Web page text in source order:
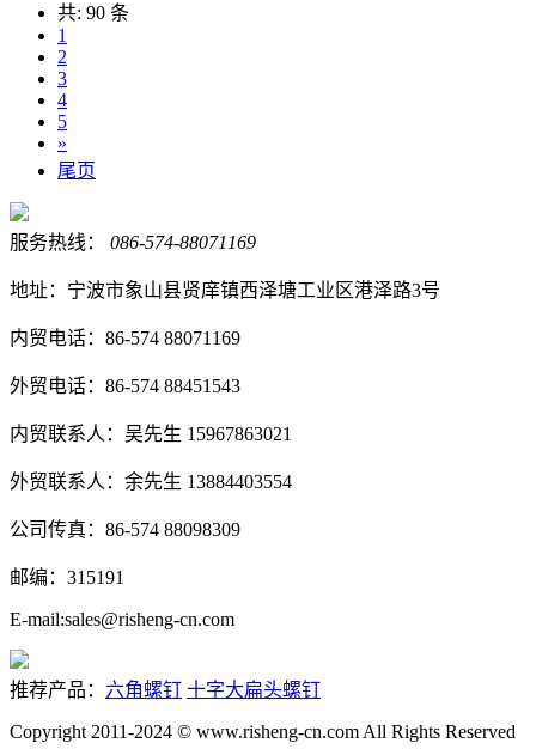
共: 90 条
1
2
3
4
5
»
尾页
服务热线： 086-574-88071169
地址：宁波市象山县贤庠镇西泽塘工业区港泽路3号
内贸电话：86-574 88071169
外贸电话：86-574 88451543
内贸联系人：吴先生 15967863021
外贸联系人：余先生 13884403554
公司传真：86-574 88098309
邮编：315191
E-mail:sales@risheng-cn.com
推荐产品： 六角螺钉 十字大扁头螺钉
Copyright 2011-2024 © www.risheng-cn.com All Rights Reserved